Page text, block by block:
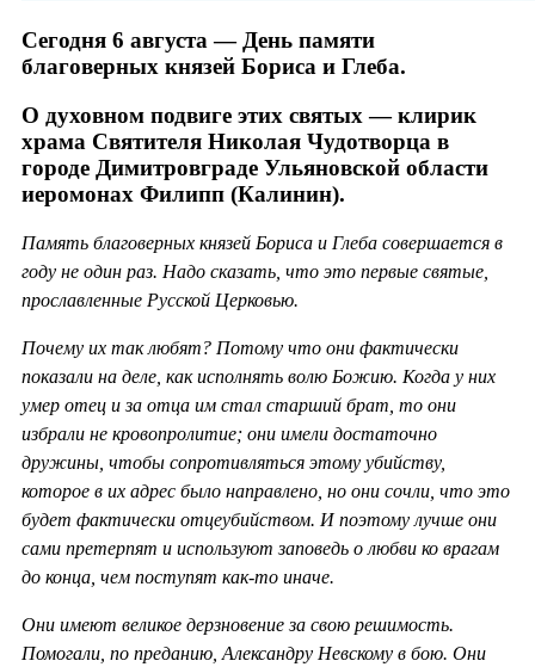
Сегодня 6 августа — День памяти
благоверных князей Бориса и Глеба.
О духовном подвиге этих святых — клирик
храма Святителя Николая Чудотворца в
городе Димитровграде Ульяновской области
иеромонах Филипп (Калинин).
Память благоверных князей Бориса и Глеба совершается в
году не один раз. Надо сказать, что это первые святые,
прославленные Русской Церковью.
Почему их так любят? Потому что они фактически
показали на деле, как исполнять волю Божию. Когда у них
умер отец и за отца им стал старший брат, то они
избрали не кровопролитие; они имели достаточно
дружины, чтобы сопротивляться этому убийству,
которое в их адрес было направлено, но они сочли, что это
будет фактически отцеубийством. И поэтому лучше они
сами претерпят и используют заповедь о любви ко врагам
до конца, чем поступят как-то иначе.
Они имеют великое дерзновение за свою решимость.
Помогали, по преданию, Александру Невскому в бою. Они